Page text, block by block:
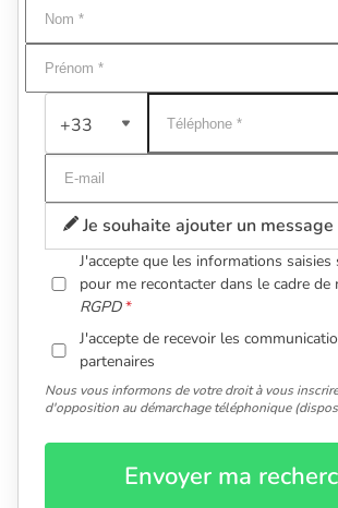
+33
Je souhaite ajouter un message
J'accepte que les informations
pour me recontacter dans le cadre de
RGPD
J'accepte de recevoir les
partenaires
Nous vous informons de votre droit à vous
d'opposition au démarchage téléphonique
Envoyer ma